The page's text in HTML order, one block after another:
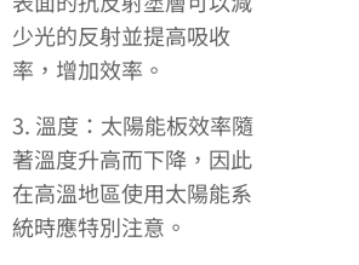
少光的反射並提高吸收
率，增加效率。
3. 溫度：太陽能板效率隨
著溫度升高而下降，因此
在高溫地區使用太陽能系
統時應特別注意。